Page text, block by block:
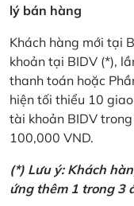
lý bán hàng
Khách hàng mới tại
khoản tại BIDV (*),
thanh toán hoặc
hiện tối thiểu 10
tài khoản BIDV
100,000 VND.
(*) Lưu ý: Khách
ứng thêm 1 trong 3